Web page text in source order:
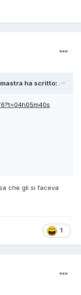
ha scritto:
che gli si faceva
1